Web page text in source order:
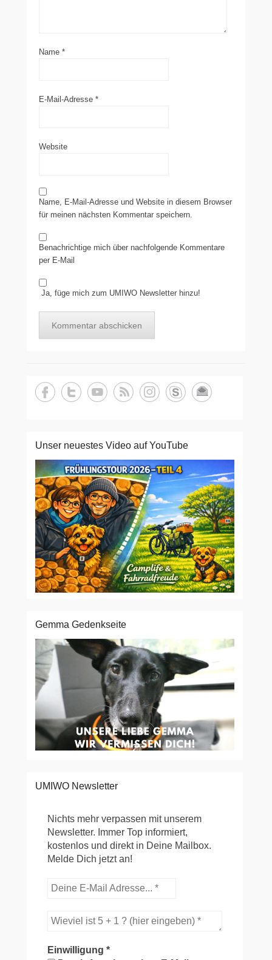
Name *
E-Mail-Adresse *
Website
Name, E-Mail-Adresse und Website in diesem Browser
für meinen nächsten Kommentar speichern.
Benachrichtige mich über nachfolgende Kommentare
per E-Mail
Ja, füge mich zum UMIWO Newsletter hinzu!
Unser neuestes Video auf YouTube
Gemma Gedenkseite
UMIWO Newsletter
Nichts mehr verpassen mit unserem
Newsletter. Immer Top informiert,
kostenlos und direkt in Deine Mailbox.
Melde Dich jetzt an!
Einwilligung*